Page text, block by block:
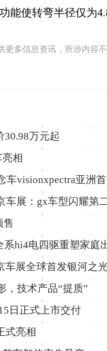
能使转弯半径仅为
更多信息资讯，所涉内容
30.98万元起
相
车visionxpectra亚洲
车展：gx车型闪耀第
售
hi4电四驱重塑家庭
车展全球首发银河之
，技术产品“提质”
日正式上市交付
式亮相